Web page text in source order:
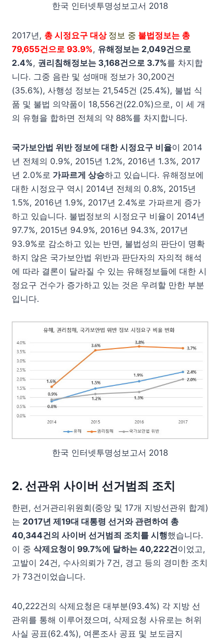
한국 인터넷투명성보고서 2018
2017년, 총 시정요구 대상 정보 중 불법정보는 총
79,655건으로 93.9%, 유해정보는 2,049건으로
2.4%, 권리침해정보는 3,168건으로 3.7%를 차지합
니다. 그중 음란 및 성매매 정보가 30,200건
(35.6%), 사행성 정보는 21,545건 (25.4%), 불법 식
품 및 불법 의약품이 18,556건(22.0%)으로, 이 세 개
의 유형을 합하면 전체의 약 88%를 차지합니다.
국가보안법 위반 정보에 대한 시정요구 비율이 2014
년 전체의 0.9%, 2015년 1.2%, 2016년 1.3%, 2017
년 2.0%로 가파르게 상승하고 있습니다. 유해정보에
대한 시정요구 역시 2014년 전체의 0.8%, 2015년
1.5%, 2016년 1.9%, 2017년 2.4%로 가파르게 증가
하고 있습니다. 불법정보의 시정요구 비율이 2014년
97.7%, 2015년 94.9%, 2016년 94.3%, 2017년
93.9%로 감소하고 있는 반면, 불법성의 판단이 명확
하지 않은 국가보안법 위반과 판단자의 자의적 해석
에 따라 결론이 달라질 수 있는 유해정보들에 대한 시
정요구 건수가 증가하고 있는 것은 우려할 만한 부분
입니다.
한국 인터넷투명성보고서 2018
2. 선관위 사이버 선거범죄 조치
한편, 선거관리위원회(중앙 및 17개 지방선관위 합계)
는 2017년 제19대 대통령 선거와 관련하여 총
40,344건의 사이버 선거범죄 조치를 시행했습니다.
이 중 삭제요청이 99.7%에 달하는 40,222건이었고,
고발이 24건, 수사의뢰가 7건, 경고 등의 경미한 조치
가 73건이었습니다.
40,222건의 삭제요청은 대부분(93.4%) 각 지방 선
관위를 통해 이루어졌으며, 삭제요청 사유로는 허위
사실 공표(62.4%), 여론조사 공표 및 보도금지